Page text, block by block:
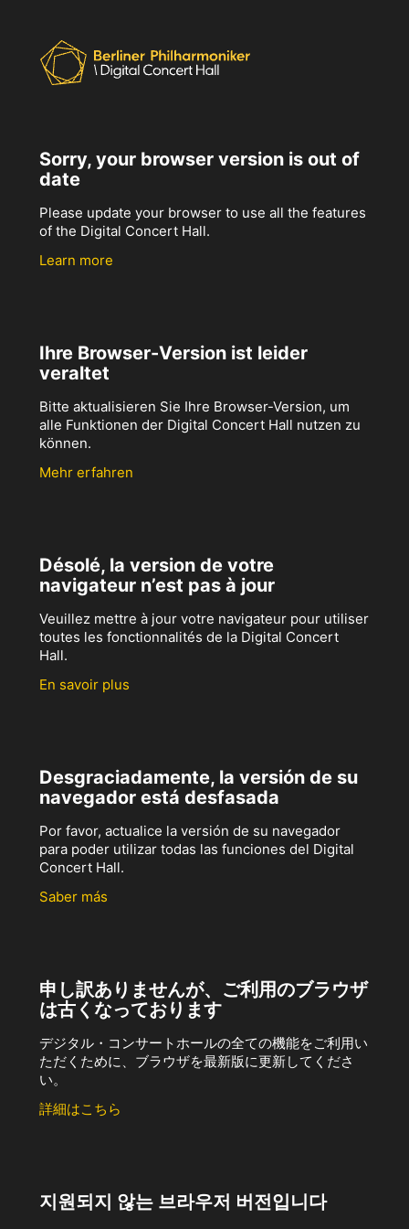
Sorry, your browser version is out of
date
Please update your browser to use all the features
of the Digital Concert Hall.
Learn more
Ihre Browser-Version ist leider
veraltet
Bitte aktualisieren Sie Ihre Browser-Version, um
alle Funktionen der Digital Concert Hall nutzen zu
können.
Mehr erfahren
Désolé, la version de votre
navigateur n’est pas à jour
Veuillez mettre à jour votre navigateur pour utiliser
toutes les fonctionnalités de la Digital Concert
Hall.
En savoir plus
Desgraciadamente, la versión de su
navegador está desfasada
Por favor, actualice la versión de su navegador
para poder utilizar todas las funciones del Digital
Concert Hall.
Saber más
申し訳ありませんが、ご利用のブラウザ
は古くなっております
デジタル・コンサートホールの全ての機能をご利用い
ただくために、ブラウザを最新版に更新してくださ
い。
詳細はこちら
지원되지 않는 브라우저 버전입니다